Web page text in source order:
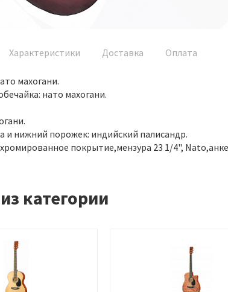
Характеристики Доставка Оплата
махогани.
нато махогани.
и нижний порожек: индийский палисандр.
покрытие,мензура 23 1/4",
категории